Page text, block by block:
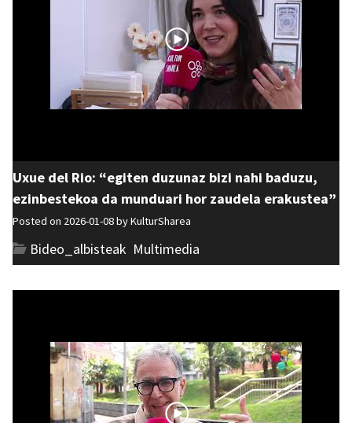
Uxue del Rio: “egiten duzunaz bizi nahi baduzu,
ezinbestekoa da munduari hor zaudela erakustea”
Posted on 2026-01-08 byKulturSharea
Bideo_albisteak Multimedia